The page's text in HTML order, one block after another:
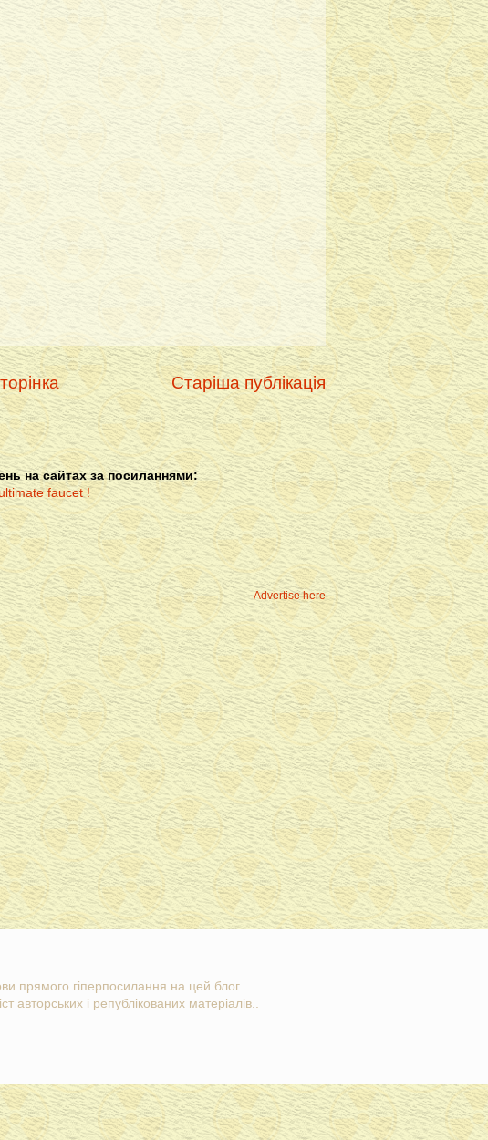
Старіша публікація
на сайтах за посиланнями:
Advertise here
прямого гіперпосилання на цей блог.
авторських і републікованих матеріалів..